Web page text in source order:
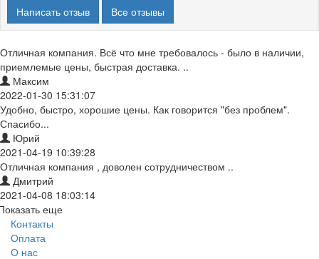
Написать отзыв
Все отзывы
Отличная компания. Всё что мне требовалось - было в наличии,
приемлемые цены, быстрая доставка. ..
Максим
2022-01-30 15:31:07
Удобно, быстро, хорошие цены. Как говорится "без проблем".
Спасибо...
Юрий
2021-04-19 10:39:28
Отличная компания , доволен сотрудничеством ..
Дмитрий
2021-04-08 18:03:14
еще
Контакты
Оплата
О нас